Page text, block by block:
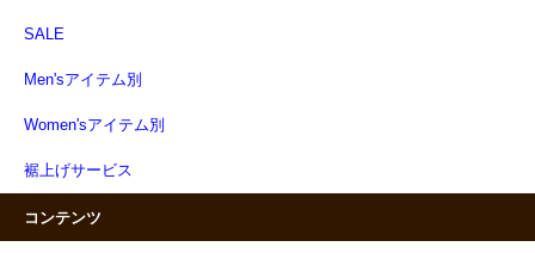
SALE
Men'sアイテム別
Women'sアイテム別
裾上げサービス
コンテンツ